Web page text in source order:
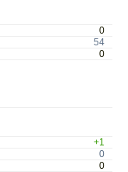
0
54
0
+1
0
0